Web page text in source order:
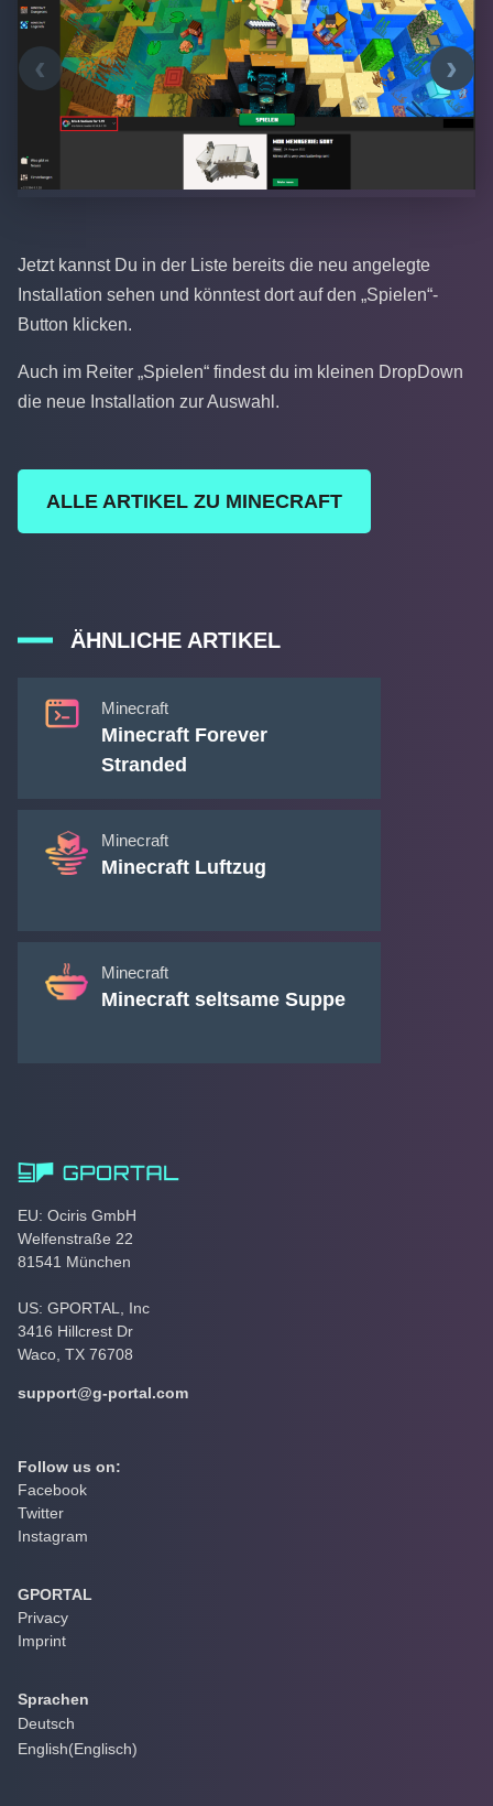
‹ ›
Jetzt kannst Du in der Liste bereits die neu angelegte
Installation sehen und könntest dort auf den „Spielen“-
Button klicken.
Auch im Reiter „Spielen“ findest du im kleinen DropDown
die neue Installation zur Auswahl.
ALLE ARTIKEL ZU MINECRAFT
ÄHNLICHE ARTIKEL
Minecraft
Minecraft Forever
Stranded
Minecraft
Minecraft Luftzug
Minecraft
Minecraft seltsame Suppe
EU: Ociris GmbH
Welfenstraße 22
81541 München
US: GPORTAL, Inc
3416 Hillcrest Dr
Waco, TX 76708
support@g-portal.com
Follow us on:
Facebook
Twitter
Instagram
GPORTAL
Privacy
Imprint
Sprachen
Deutsch
English(Englisch)